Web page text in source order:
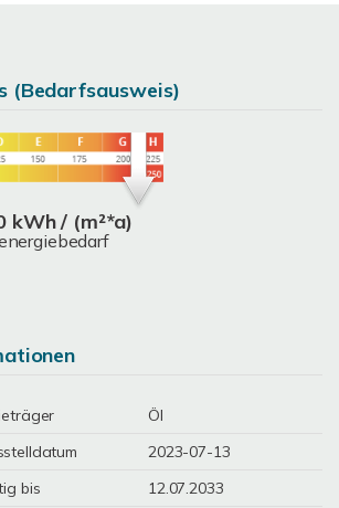
(Bedarfsausweis)
kWh / (m²*a)
Öl
2023-07-13
bis
12.07.2033